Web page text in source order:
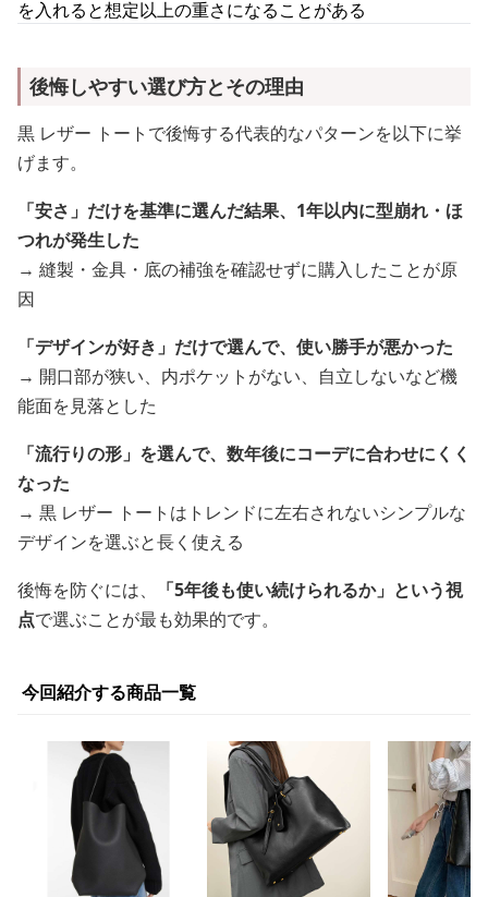
を入れると想定以上の重さになることがある
後悔しやすい選び方とその理由
黒 レザー トートで後悔する代表的なパターンを以下に挙
げます。
「安さ」だけを基準に選んだ結果、1年以内に型崩れ・ほ
つれが発生した
→ 縫製・金具・底の補強を確認せずに購入したことが原
因
「デザインが好き」だけで選んで、使い勝手が悪かった
→ 開口部が狭い、内ポケットがない、自立しないなど機
能面を見落とした
「流行りの形」を選んで、数年後にコーデに合わせにくく
なった
→ 黒 レザー トートはトレンドに左右されないシンプルな
デザインを選ぶと長く使える
後悔を防ぐには、
「5年後も使い続けられるか」という視
点で選ぶことが最も効果的です。
今回紹介する商品一覧